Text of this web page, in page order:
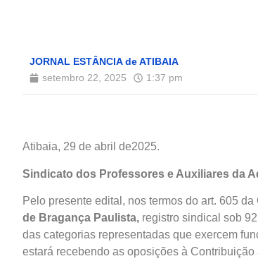
JORNAL ESTÂNCIA de ATIBAIA
setembro 22, 2025
1:37 pm
Atibaia, 29 de abril de2025.
Sindicato dos Professores e Auxiliares da
Pelo presente edital, nos termos do art. 605 da
de Bragança Paulista, registro sindical sob
das categorias representadas que exercem
estará recebendo as oposições à